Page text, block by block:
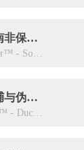
荒野的召唤：垂钓者 南非保护区DLC
Call of the Wild: The Angler™ - South Africa Reserve
猎人：野性的呼唤 诱捕与伪装DLC
theHunter: Call of the Wild™ - Duck and Cover Pack